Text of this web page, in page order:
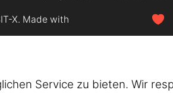
X. Made with
Service zu bieten. Wir